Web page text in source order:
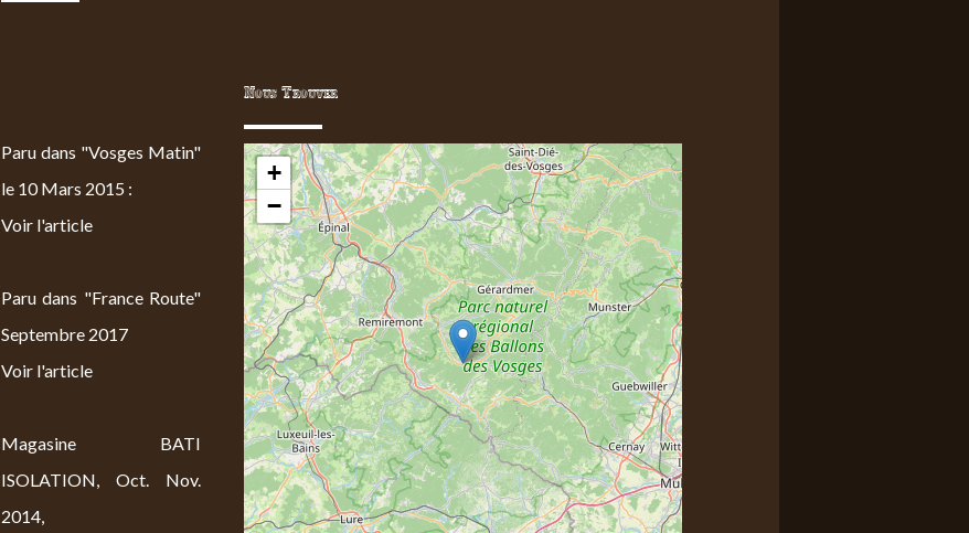
Paru dans "Vosges Matin"
le 10 Mars 2015 :
Voir l'article
Paru dans "France Route"
Septembre 2017
Voir l'article
Magasine BATI
ISOLATION, Oct. Nov.
2014,
Nous Trouver
+
−